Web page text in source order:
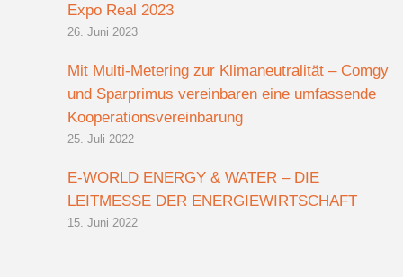
Expo Real 2023
26. Juni 2023
Mit Multi-Metering zur Klimaneutralität – Comgy
und Sparprimus vereinbaren eine umfassende
Kooperationsvereinbarung
25. Juli 2022
E-WORLD ENERGY & WATER – DIE
LEITMESSE DER ENERGIEWIRTSCHAFT
15. Juni 2022